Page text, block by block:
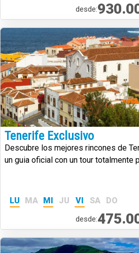
desde:
Tenerife Exclusivo
Descubre los mejores rincones de
un guia oficial con un tour totalmente
LU MA MI JU VI SA DO
desde: